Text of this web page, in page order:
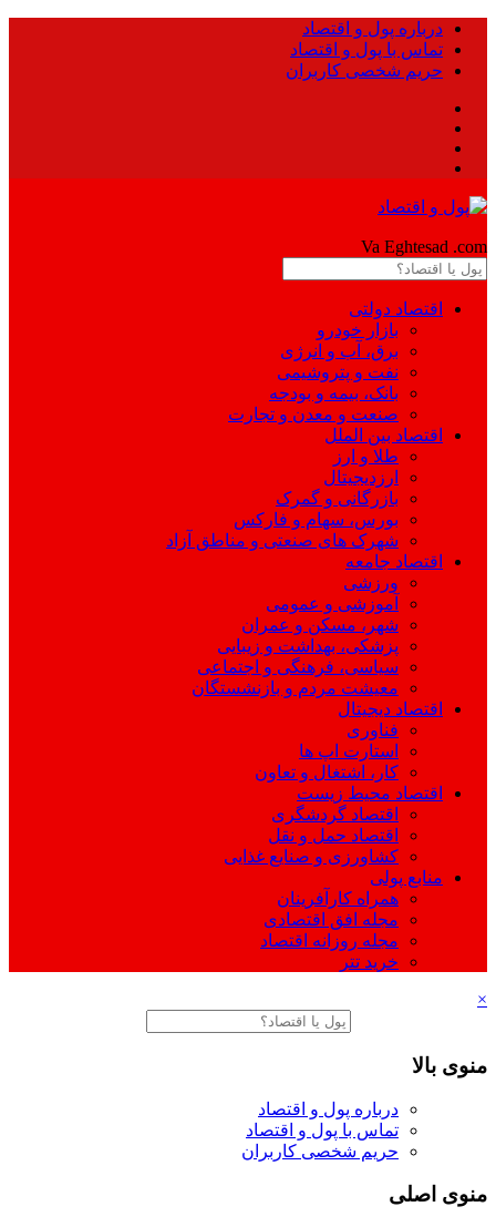
درباره پول و اقتصاد
تماس با پول و اقتصاد
حریم شخصی کاربران
Va Eghtesad .com
اقتصاد دولتی
بازار خودرو
برق، آب و انرژی
نفت و پتروشیمی
بانک، بیمه و بودجه
صنعت و معدن و تجارت
اقتصاد بین الملل
طلا و ارز
ارزدیجیتال
بازرگانی و گمرک
بورس، سهام و فارکس
شهرک های صنعتی و مناطق آزاد
اقتصاد جامعه
ورزشی
آموزشی و عمومی
شهر، مسکن و عمران
پزشکی، بهداشت و زیبایی
سیاسی، فرهنگی و اجتماعی
معیشت مردم و بازنشستگان
اقتصاد دیجیتال
فناوری
استارت اپ ها
کار، اشتغال و تعاون
اقتصاد محیط زیست
اقتصاد گردشگری
اقتصاد حمل و نقل
کشاورزی و صنایع غذایی
منابع پولی
همراه کارآفرینان
مجله افق اقتصادی
مجله روزانه اقتصاد
خرید تتر
×
منوی بالا
درباره پول و اقتصاد
تماس با پول و اقتصاد
حریم شخصی کاربران
منوی اصلی